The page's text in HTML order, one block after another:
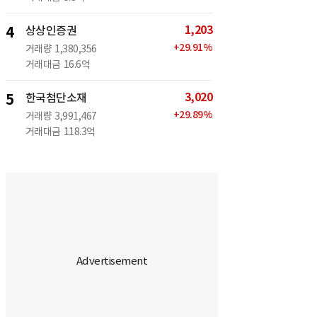
4 상상인증권
거래량 1,380,356
거래대금 16.6억
1,203
+29.91%
5 한국첨단소재
거래량 3,991,467
거래대금 118.3억
3,020
+29.89%